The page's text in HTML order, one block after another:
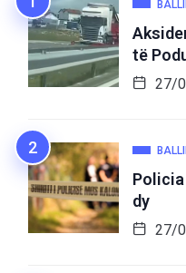
të
27/
dy
27/